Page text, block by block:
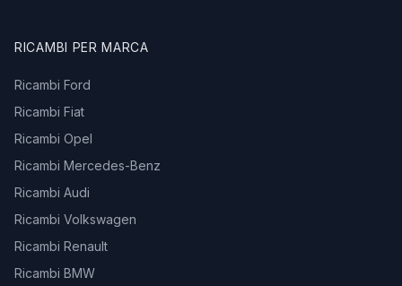
RICAMBI PER MARCA
Ricambi Ford
Ricambi Fiat
Ricambi Opel
Ricambi Mercedes-Benz
Ricambi Audi
Ricambi Volkswagen
Ricambi Renault
Ricambi BMW